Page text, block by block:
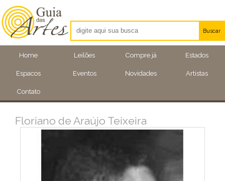
Home Leilões Compre já Estados
Espacos Eventos Novidades Artistas
Contato
Buscar
Artistas
Eventos
Floriano de Araújo Teixeira